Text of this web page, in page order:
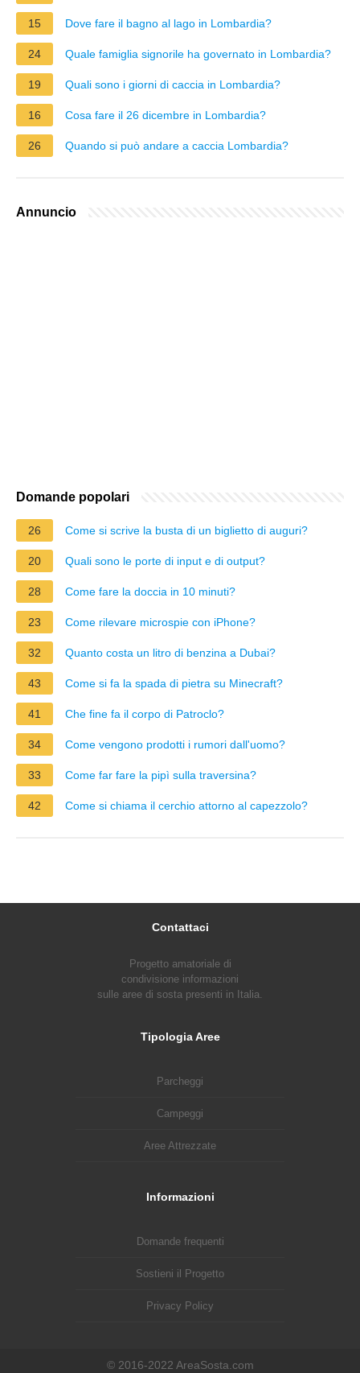
15 Dove fare il bagno al lago in Lombardia?
24 Quale famiglia signorile ha governato in Lombardia?
19 Quali sono i giorni di caccia in Lombardia?
16 Cosa fare il 26 dicembre in Lombardia?
26 Quando si può andare a caccia Lombardia?
Annuncio
Domande popolari
26 Come si scrive la busta di un biglietto di auguri?
20 Quali sono le porte di input e di output?
28 Come fare la doccia in 10 minuti?
23 Come rilevare microspie con iPhone?
32 Quanto costa un litro di benzina a Dubai?
43 Come si fa la spada di pietra su Minecraft?
41 Che fine fa il corpo di Patroclo?
34 Come vengono prodotti i rumori dall'uomo?
33 Come far fare la pipì sulla traversina?
42 Come si chiama il cerchio attorno al capezzolo?
Contattaci
Progetto amatoriale di
condivisione informazioni
sulle aree di sosta presenti in Italia.
Tipologia Aree
Parcheggi
Campeggi
Aree Attrezzate
Informazioni
Domande frequenti
Sostieni il Progetto
Privacy Policy
© 2016-2022 AreaSosta.com